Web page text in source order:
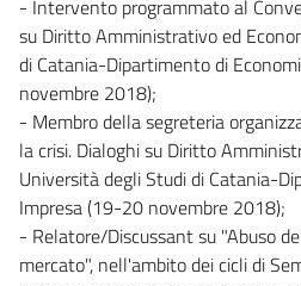
- Intervento programmato al
su Diritto Amministrativo ed
di Catania-Dipartimento di
novembre 2018);
- Membro della segreteria
la crisi. Dialoghi su Diritto
Università degli Studi di Catania-
Impresa (19-20 novembre 2018);
- Relatore/Discussant su "Abuso
mercato", nell'ambito dei cicli di